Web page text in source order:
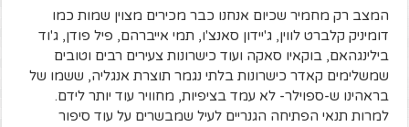
המצב רק מחמיר שכיום אנחנו כבר מכירים מצוין שמות כמו
דומיניק קלברט לווין, ג'יידון סאנצ'ו, תמי אייברהם, פיל פודן, ג'וד
בילינגהאם, בוקאיו סאקה ועוד כישרונות צעירים רבים וטובים
שמשלימים קאדר כישרונות בלתי נגמר תוצרת אנגליה, ששמו של
בראהינו ש-ספוילר- לא עמד בציפיות, מחוויר עוד יותר לידם.
למרות תנאי הפתיחה הגנריים לעיל שמבשרים על עוד סיפור